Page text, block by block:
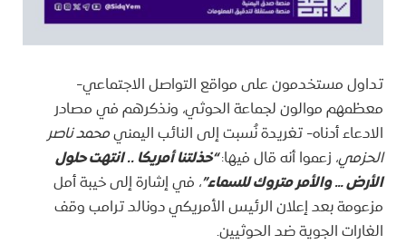
تداول مستخدمون على مواقع التواصل الاجتماعي-
معظمهم موالون لجماعة الحوثي، ونذكرهم في مصادر
الادعاء أدناه- تغريدة نُسبت إلى النائب اليمنيمحمد ناصر
الحزمي، زعموا أنه قال فيها:“خذلتنا أمريكا .. انتهت حلول
الأرض … والأمر متروك للسماء”، في إشارة إلى خيبة أمل
مزعومة بعد إعلان الرئيس الأمريكي دونالد ترامب وقف
الغارات الجوية ضد الحوثيين.